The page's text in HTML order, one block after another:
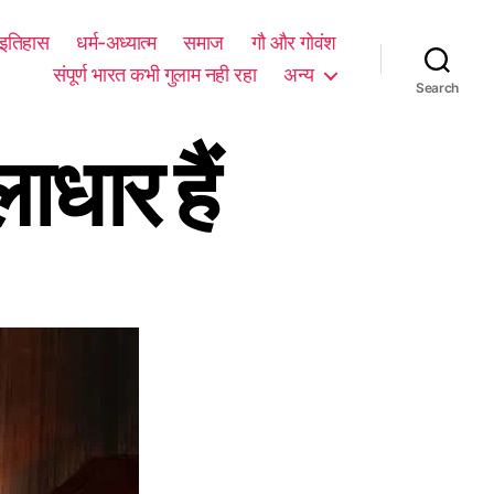
धर्म-अध्यात्म समाज
गौ और गोवंश
संपूर्ण भारत कभी गुलाम नही रहा
अन्य
Search
हैं